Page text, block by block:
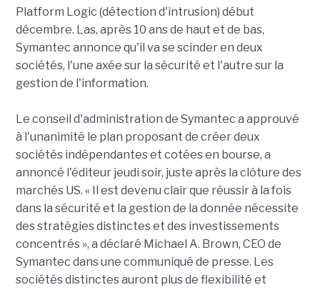
Platform Logic (détection d'intrusion) début
décembre. Las, après 10 ans de haut et de bas,
Symantec annonce qu'il va se scinder en deux
sociétés, l'une axée sur la sécurité et l'autre sur la
gestion de l'information.
Le conseil d'administration de Symantec a approuvé
à l'unanimité le plan proposant de créer deux
sociétés indépendantes et cotées en bourse, a
annoncé l'éditeur jeudi soir, juste après la clôture des
marchés US. « Il est devenu clair que réussir à la fois
dans la sécurité et la gestion de la donnée nécessite
des stratégies distinctes et des investissements
concentrés », a déclaré Michael A. Brown, CEO de
Symantec dans une communiqué de presse. Les
sociétés distinctes auront plus de flexibilité et